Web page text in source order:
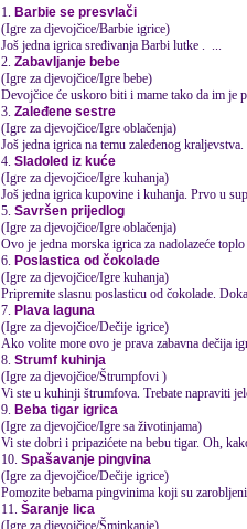
1. Barbie se presvlači
(Igre za djevojčice/Barbie igrice)
Još jedna igrica sređivanja Barbi lutke . ...
2. Zabavljanje bebe
(Igre za djevojčice/Igre bebe)
Devojčice će uskoro biti i mame tako da im
3. Zaleđene sestre
(Igre za djevojčice/Igre oblačenja)
Još jedna igrica na temu zaleđenog
4. Sladoled iz kuće
(Igre za djevojčice/Igre kuhanja)
Još jedna igrica kupovine i kuhanja. Prvo u
5. Savršen prijedlog
(Igre za djevojčice/Igre oblačenja)
Ovo je jedna morska igrica za nadolazeće
6. Poslastica od čokolade
(Igre za djevojčice/Igre kuhanja)
Pripremite slasnu poslasticu od čokolade.
7. Plava laguna
(Igre za djevojčice/Dečije igrice)
Ako volite more ovo je prava zabavna dečija
8. Strumf kuhinja
(Igre za djevojčice/Štrumpfovi )
Vi ste u kuhinji štrumfova. Trebate napraviti
9. Beba tigar igrica
(Igre za djevojčice/Igre sa životinjama)
Vi ste dobri i pripazićete na bebu tigar. Oh,
10. Spašavanje pingvina
(Igre za djevojčice/Dečije igrice)
Pomozite bebama pingvinima koji su
11. Šaranje lica
(Igre za djevojčice/Šminkanje)